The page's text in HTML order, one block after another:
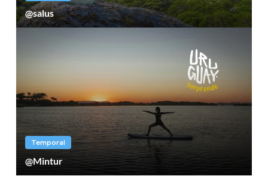
@salus
Temporal
@Mintur